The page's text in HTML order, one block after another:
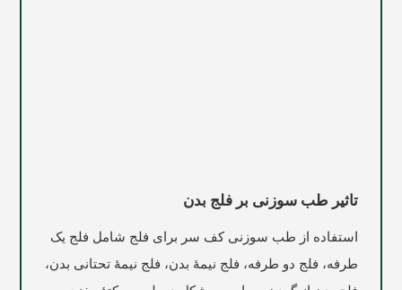
تاثیر طب سوزنی بر فلج بدن
استفاده از طب سوزنی کف سر برای فلج شامل فلج یک
طرفه، فلج دو طرفه، فلج نیمۀ بدن، فلج نیمۀ تحتانی بدن،